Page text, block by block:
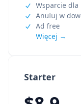
Starter
Wsparcie dla
Anuluj w
Ad free
Więcej →